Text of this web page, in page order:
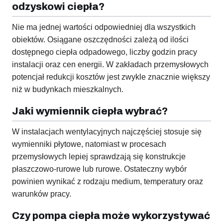
odzyskowi ciepła?
Nie ma jednej wartości odpowiedniej dla wszystkich
obiektów. Osiągane oszczędności zależą od ilości
dostępnego ciepła odpadowego, liczby godzin pracy
instalacji oraz cen energii. W zakładach przemysłowych
potencjał redukcji kosztów jest zwykle znacznie większy
niż w budynkach mieszkalnych.
Jaki wymiennik ciepła wybrać?
W instalacjach wentylacyjnych najczęściej stosuje się
wymienniki płytowe, natomiast w procesach
przemysłowych lepiej sprawdzają się konstrukcje
płaszczowo-rurowe lub rurowe. Ostateczny wybór
powinien wynikać z rodzaju medium, temperatury oraz
warunków pracy.
Czy pompa ciepła może wykorzystywać